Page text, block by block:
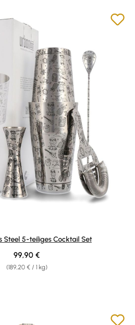
Steel 5-teiliges Cocktail Set
(189,20 € / 1 kg)
Regulärer Preis:
99,90 €